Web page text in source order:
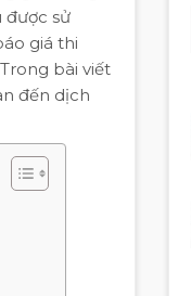
được sử
giá thi
bài viết
đến dịch